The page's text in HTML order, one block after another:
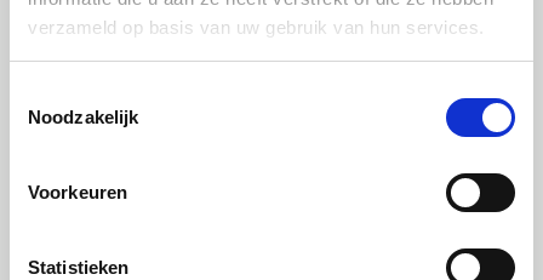
verzameld op basis van uw gebruik van hun services.
Noodzakelijk
Voorkeuren
Statistieken